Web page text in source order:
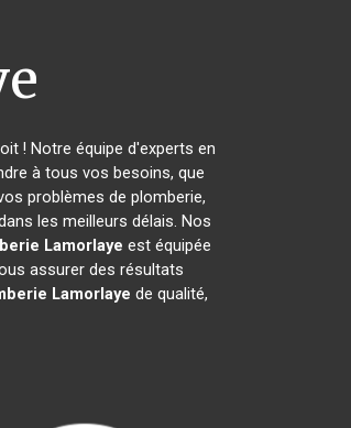
! Notre équipe d'experts en
à tous vos besoins, que
problèmes de plomberie,
les meilleurs délais. Nos
Lamorlaye est équipée
assurer des résultats
Lamorlaye de qualité,